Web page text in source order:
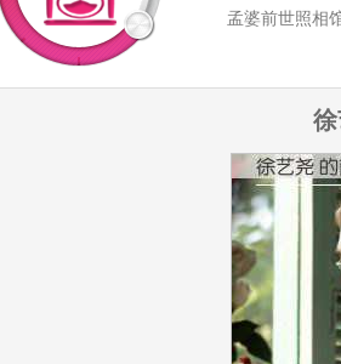
孟婆前世照相